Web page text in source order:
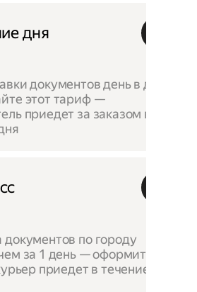
дня
документов день в день
этот тариф —
приедет за заказом в
документов по городу
за 1 день — оформите
приедет в течение